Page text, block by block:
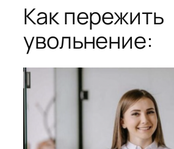
Как пережить
увольнение: